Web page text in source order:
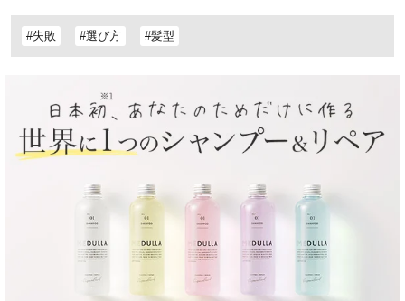
#失敗 #選び方 #髪型